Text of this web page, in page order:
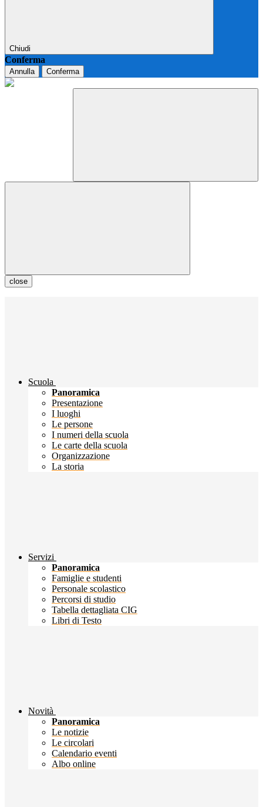
Chiudi
Conferma
Annulla Conferma
close
Scuola
Panoramica
Presentazione
I luoghi
Le persone
I numeri della scuola
Le carte della scuola
Organizzazione
La storia
Servizi
Panoramica
Famiglie e studenti
Personale scolastico
Percorsi di studio
Tabella dettagliata CIG
Libri di Testo
Novità
Panoramica
Le notizie
Le circolari
Calendario eventi
Albo online